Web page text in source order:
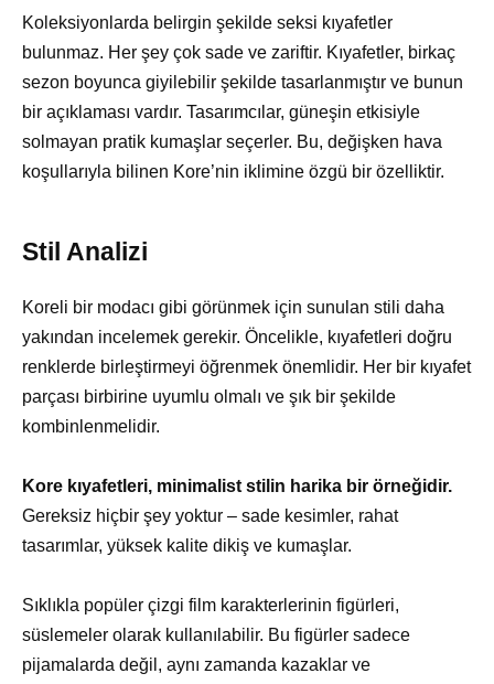
Koleksiyonlarda belirgin şekilde seksi kıyafetler
bulunmaz. Her şey çok sade ve zariftir. Kıyafetler, birkaç
sezon boyunca giyilebilir şekilde tasarlanmıştır ve bunun
bir açıklaması vardır. Tasarımcılar, güneşin etkisiyle
solmayan pratik kumaşlar seçerler. Bu, değişken hava
koşullarıyla bilinen Kore’nin iklimine özgü bir özelliktir.
Stil Analizi
Koreli bir modacı gibi görünmek için sunulan stili daha
yakından incelemek gerekir. Öncelikle, kıyafetleri doğru
renklerde birleştirmeyi öğrenmek önemlidir. Her bir kıyafet
parçası birbirine uyumlu olmalı ve şık bir şekilde
kombinlenmelidir.
Kore kıyafetleri, minimalist stilin harika bir örneğidir.
Gereksiz hiçbir şey yoktur – sade kesimler, rahat
tasarımlar, yüksek kalite dikiş ve kumaşlar.
Sıklıkla popüler çizgi film karakterlerinin figürleri,
süslemeler olarak kullanılabilir. Bu figürler sadece
pijamalarda değil, aynı zamanda kazaklar ve